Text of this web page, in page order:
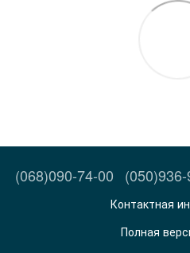
(068)090-74-00 (050)936-
Контактная
Полная